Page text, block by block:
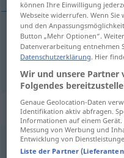
gegenüber dirimpetto
Synonyme
davanti,dinanzi
können Ihre Einwilligung
Webseite widerrufen. Wenn
und den
Button „Mehr Optionen“.
Datenverarbeitung entnehmen
Datenschutzerklärung. Hier
Wir und unsere Partner
Folgendes
Genaue Geolocation-Daten
Identifikation aktiv abfragen.
Informationen auf einem
Messung von Werbung und
Entwicklung von
Liste der Partner